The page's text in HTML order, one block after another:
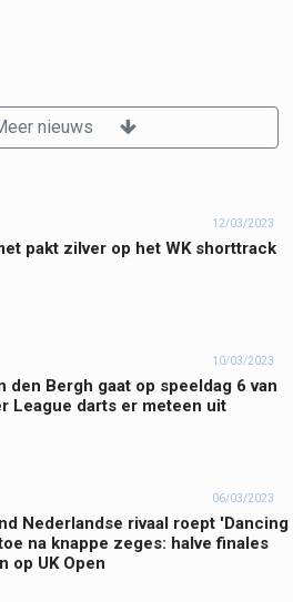
nieuws
12/03/2023
pakt zilver op het WK shorttrack
10/03/2023
den Bergh gaat op speeldag 6 van
League darts er meteen uit
06/03/2023
Nederlandse rivaal roept 'Dancing
na knappe zeges: halve finales
op UK Open